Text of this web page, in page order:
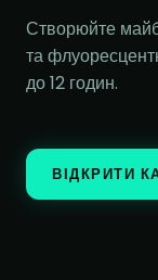
Створюйте
та
до 12 годин.
ВІДКРИТИ